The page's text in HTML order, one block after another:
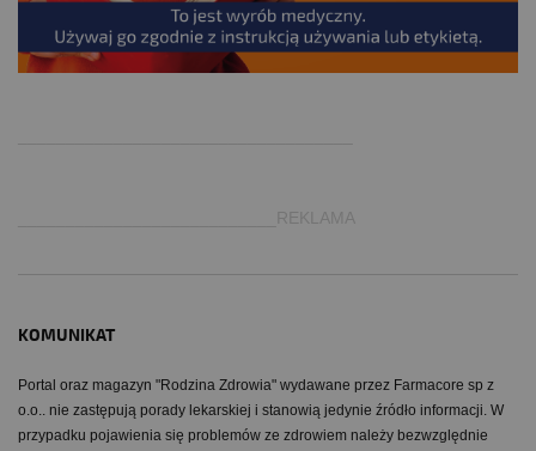
___________________________REKLAMA
KOMUNIKAT
Portal oraz magazyn "Rodzina Zdrowia" wydawane przez Farmacore sp z
o.o.. nie zastępują porady lekarskiej i stanowią jedynie źródło informacji. W
przypadku pojawienia się problemów ze zdrowiem należy bezwzględnie